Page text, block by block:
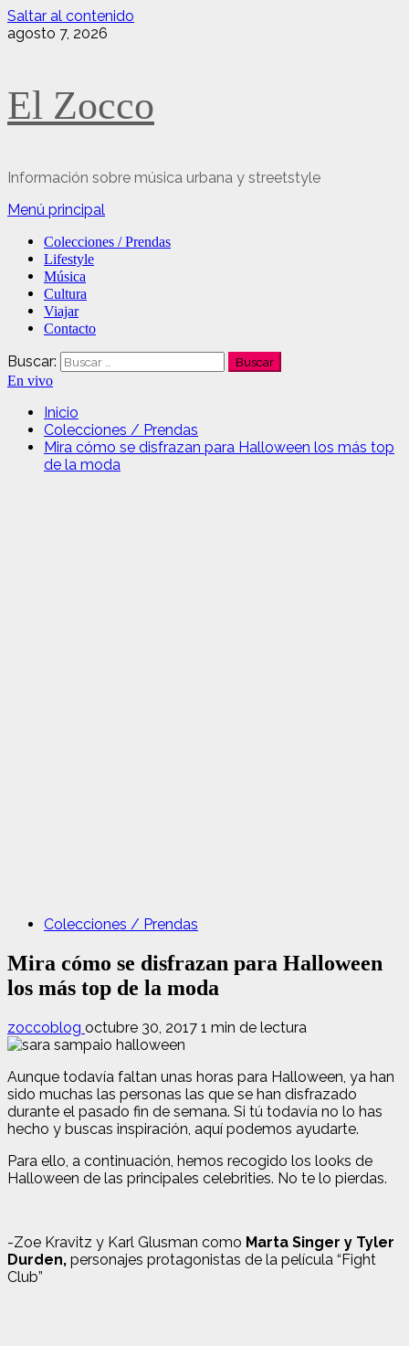
Saltar al contenido
agosto 7, 2026
El Zocco
Información sobre música urbana y streetstyle
Menú principal
Colecciones / Prendas
Lifestyle
Música
Cultura
Viajar
Contacto
Buscar:
En vivo
Inicio
Colecciones / Prendas
Mira cómo se disfrazan para Halloween los más top
de la moda
Colecciones / Prendas
Mira cómo se disfrazan para Halloween
los más top de la moda
zoccoblog octubre 30, 2017 1 min de lectura
Aunque todavía faltan unas horas para Halloween, ya han
sido muchas las personas las que se han disfrazado
durante el pasado fin de semana. Si tú todavía no lo has
hecho y buscas inspiración, aquí podemos ayudarte.
Para ello, a continuación, hemos recogido los looks de
Halloween de las principales celebrities. No te lo pierdas.
-Zoe Kravitz y Karl Glusman como Marta Singer y Tyler
Durden, personajes protagonistas de la película “Fight
Club”